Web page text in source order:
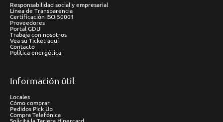
Responsabilidad social y empresarial
Línea de Transparencia
Certificación ISO 50001
Proveedores
Portal GDU
Trabaja con nosotros
Vea su Ticket aquí
Contacto
Política energética
Información útil
Locales
Cómo comprar
Pedidos Pick Up
Compra Telefónica